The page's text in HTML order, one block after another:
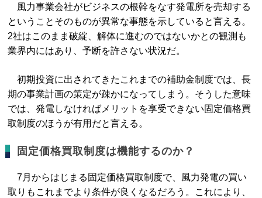
風力事業会社がビジネスの根幹をなす発電所を売却する
ということそのものが異常な事態を示していると言える。
2社はこのまま破綻、解体に進むのではないかとの観測も
業界内にはあり、予断を許さない状況だ。
初期投資に出されてきたこれまでの補助金制度では、長
期の事業計画の策定が疎かになってしまう。そうした意味
では、発電しなければメリットを享受できない固定価格買
取制度のほうが有用だと言える。
固定価格買取制度は機能するのか？
7月からはじまる固定価格買取制度で、風力発電の買い
取りもこれまでより条件が良くなるだろう。これにより、